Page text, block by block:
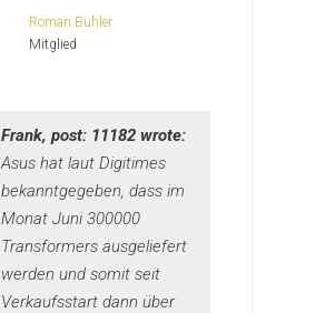
Roman Bühler
Mitglied
Frank, post: 11182 wrote:
Asus hat laut Digitimes
bekanntgegeben, dass im
Monat Juni 300000
Transformers ausgeliefert
werden und somit seit
Verkaufsstart dann über